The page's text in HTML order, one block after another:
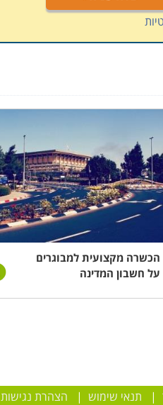
הכשרה מקצועית למבוגרים
על חשבון המדינה
| תנאי שימוש | הצהרת נגישות